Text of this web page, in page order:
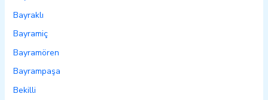
Bayraklı
Bayramiç
Bayramören
Bayrampaşa
Bekilli